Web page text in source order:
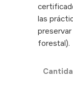
las
forestal).